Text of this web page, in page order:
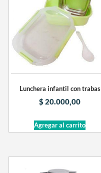
Lunchera infantil con trabas
$20.000,00
Agregar al carrito